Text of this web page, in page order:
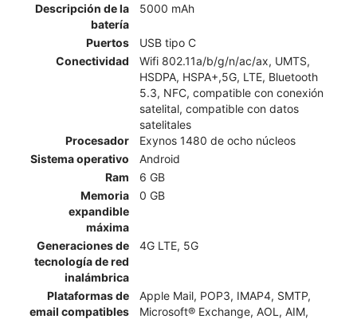
Descripción de la
batería
5000 mAh
Puertos
USB tipo C
Conectividad
Wifi 802.11a/b/g/n/ac/ax, UMTS,
HSDPA, HSPA+,5G, LTE, Bluetooth
5.3, NFC, compatible con conexión
satelital, compatible con datos
satelitales
Procesador
Exynos 1480 de ocho núcleos
Sistema operativo
Android
Ram
6 GB
Memoria
expandible
máxima
0 GB
Generaciones de
tecnología de red
inalámbrica
4G LTE, 5G
Plataformas de
email compatibles
Apple Mail, POP3, IMAP4, SMTP,
Microsoft® Exchange, AOL, AIM,